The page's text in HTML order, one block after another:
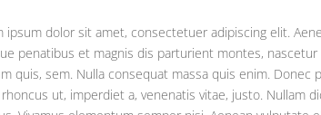
ipsum dolor sit amet, consectetuer adipiscing elit.
penatibus et magnis dis parturient montes,
quis, sem. Nulla consequat massa quis enim.
ut, imperdiet a, venenatis vitae, justo. Nullam